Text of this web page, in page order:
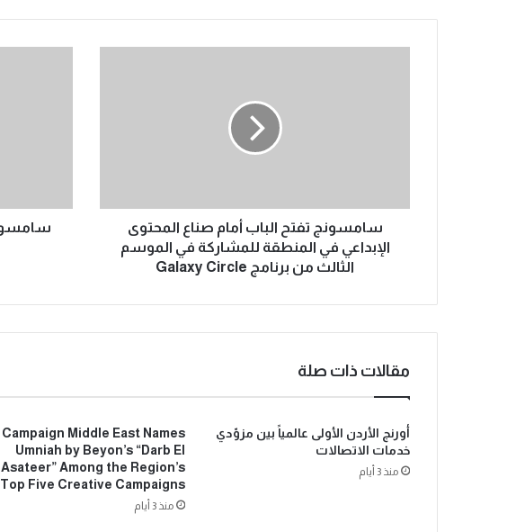
سامسونج تفتح الباب أمام صناع المحتوى
الإبداعي في المنطقة للمشاركة في الموسم
الثالث من برنامج Galaxy Circle
مقالات ذات صلة
أورنج الأردن الأولى عالمياً بين مزوّدي
خدمات الاتصالات
منذ 3 أيام
Campaign Middle East Names
Umniah by Beyon’s “Darb El
Asateer” Among the Region’s
Top Five Creative Campaigns
منذ 3 أيام